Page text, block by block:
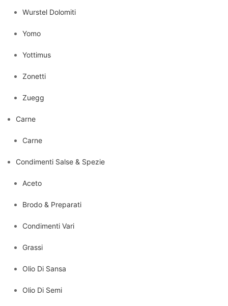
Wurstel Dolomiti
Yomo
Yottimus
Zonetti
Zuegg
Carne
Carne
Condimenti Salse & Spezie
Aceto
Brodo & Preparati
Condimenti Vari
Grassi
Olio Di Sansa
Olio Di Semi